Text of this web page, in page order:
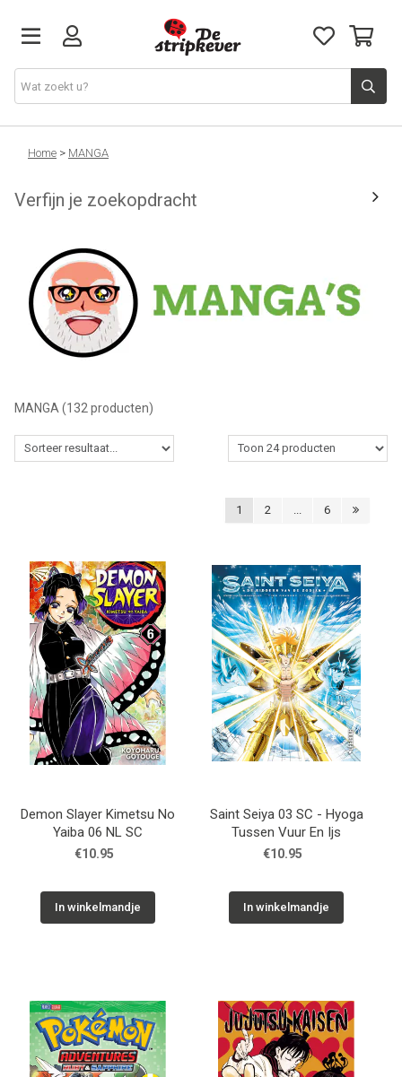
STRIPKEVER
NIEUWE RELEASES
EVENTS
STRIPS
JEUGD
MANGA
CADEAUBON
CONTACT
Home > MANGA
Verfijn je zoekopdracht
MANGA (132 producten)
1 2 6
Demon Slayer Kimetsu No
Yaiba 06 NL SC
€10.95
In winkelmandje
Saint Seiya 03 SC - Hyoga
Tussen Vuur En Ijs
€10.95
In winkelmandje